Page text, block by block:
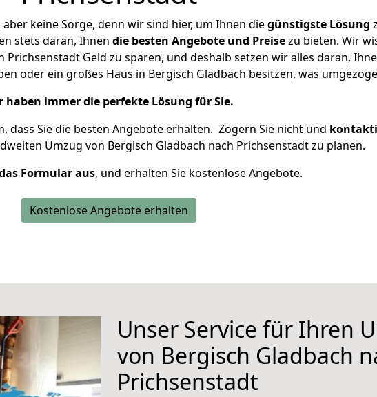
keine Sorge, denn wir sind hier, um Ihnen diegünstigste Lösung
stets daran, Ihnen die besten Angebote und Preisezu bieten. Wir
Geld zu sparen, und deshalb setzen wir alles daran,
oder ein großes Haus in Bergisch Gladbach besitzen, was
haben immer die perfekte Lösung für Sie.
dass Sie die besten Angebote erhalten. Zögern Sie nicht und
Umzug von Bergisch Gladbach nach Prichsenstadt zu planen.
Formular aus, und erhalten Sie kostenlose Angebote.
Kostenlose Angebote erhalten
Unser Service für Ihren
von Bergisch Gladbach
Prichsenstadt